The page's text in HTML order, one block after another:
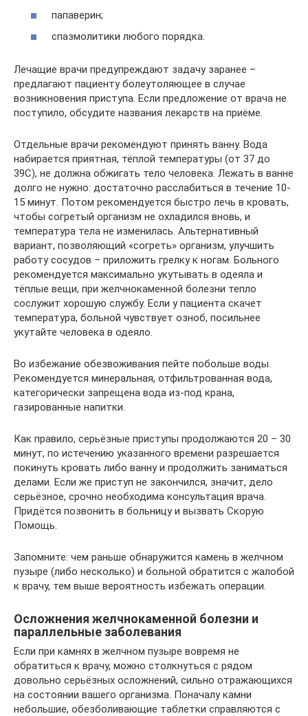
папаверин;
спазмолитики любого порядка.
Лечащие врачи предупреждают задачу заранее –
предлагают пациенту болеутоляющее в случае
возникновения приступа. Если предложение от врача не
поступило, обсудите названия лекарств на приёме.
Отдельные врачи рекомендуют принять ванну. Вода
набирается приятная, тёплой температуры (от 37 до
39С), не должна обжигать тело человека. Лежать в ванне
долго не нужно: достаточно расслабиться в течение 10-
15 минут. Потом рекомендуется быстро лечь в кровать,
чтобы согретый организм не охладился вновь, и
температура тела не изменилась. Альтернативный
вариант, позволяющий «согреть» организм, улучшить
работу сосудов – приложить грелку к ногам. Больного
рекомендуется максимально укутывать в одеяла и
тёплые вещи, при желчнокаменной болезни тепло
сослужит хорошую службу. Если у пациента скачет
температура, больной чувствует озноб, посильнее
укутайте человека в одеяло.
Во избежание обезвоживания пейте побольше воды.
Рекомендуется минеральная, отфильтрованная вода,
категорически запрещена вода из-под крана,
газированные напитки.
Как правило, серьёзные приступы продолжаются 20 – 30
минут, по истечению указанного времени разрешается
покинуть кровать либо ванну и продолжить заниматься
делами. Если же приступ не закончился, значит, дело
серьёзное, срочно необходима консультация врача.
Придётся позвонить в больницу и вызвать Скорую
Помощь.
Запомните: чем раньше обнаружится камень в желчном
пузыре (либо несколько) и больной обратится с жалобой
к врачу, тем выше вероятность избежать операции.
Осложнения желчнокаменной болезни и
параллельные заболевания
Если при камнях в желчном пузыре вовремя не
обратиться к врачу, можно столкнуться с рядом
довольно серьёзных осложнений, сильно отражающихся
на состоянии вашего организма. Поначалу камни
небольшие, обезболивающие таблетки справляются с